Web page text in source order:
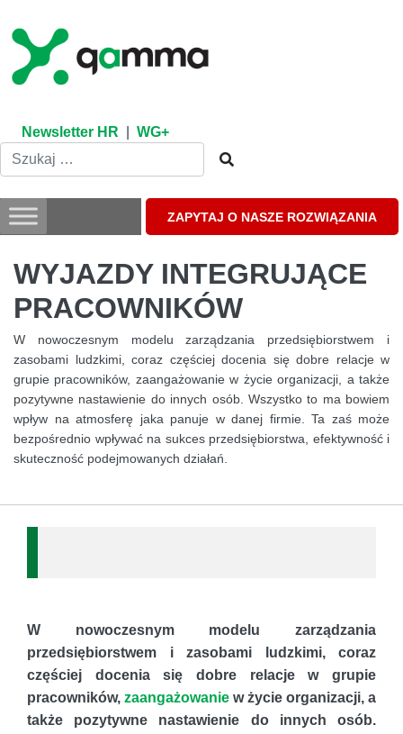
content
Newsletter HR WG+
ZAPYTAJ O NASZE ROZWIĄZANIA
WYJAZDY INTEGRUJĄCE
PRACOWNIKÓW
W nowoczesnym modelu zarządzania przedsiębiorstwem i
zasobami ludzkimi, coraz częściej docenia się dobre relacje w
grupie pracowników, zaangażowanie w życie organizacji, a także
pozytywne nastawienie do innych osób. Wszystko to ma bowiem
wpływ na atmosferę jaka panuje w danej firmie. Ta zaś może
bezpośrednio wpływać na sukces przedsiębiorstwa, efektywność i
skuteczność podejmowanych działań.
W nowoczesnym modelu zarządzania
przedsiębiorstwem i zasobami ludzkimi, coraz
częściej docenia się dobre relacje w grupie
pracowników, zaangażowanie w życie organizacji, a
także pozytywne nastawienie do innych osób.